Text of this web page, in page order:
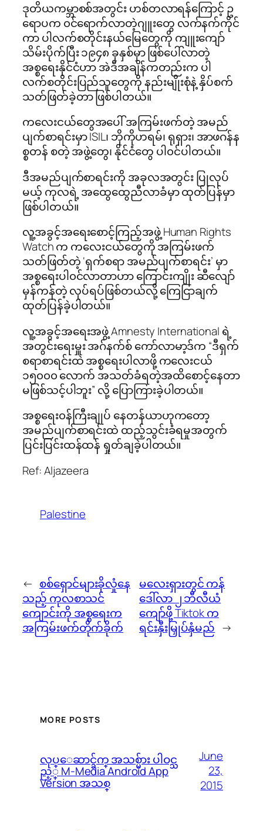
ဒုတိယကမ္ဘာစစ်အတွင်း ဟစ်တလာရန်ကြောင့် ဥ
ရောပက ၀င်ရောက်လာတဲ့ဂျူးတွေ လက်နက်ကိုင်
ကာ ပါလက်စတိုင်းနယ်မြေတွေကို ကျူးကျော်
သိမ်းပိုက်ပြီး ၁၉၄၈ ခုနှစ်မှာ ဖြစ်ပေါ်လာတဲ့
အစ္စရေးနိုင်ငံဟာ အဲဒီအချိန်ကတည်းက ပါ
လက်စတိုင်းပြည်သူတွေကို နည်းမျိုးစုံနဲ့ နှိပ်စက်
သတ်ဖြတ်ခဲ့တာ ဖြစ်ပါတယ်။
ကလေးငယ်တွေအပေါ် အကြမ်းဖက်တဲ့ အမည်
ပျက်စာရင်းမှာ ISIL၊ ဘိုကိုဟရမ်၊ ရုရှား၊ အာဖဂန်န
စ္စတန် စတဲ့ အဖွဲ့တွေ၊ နိုင်ငံတွေ ပါ၀င်ပါတယ်။
ဒီအမည်ပျက်စာရင်းကို အခုလအတွင်း ပြုလုပ်
မယ့် ကုလရဲ့ အထွေထွေညီလာခံမှာ ထုတ်ပြန်မှာ
ဖြစ်ပါတယ်။
လူ့အခွင့်အရေးစောင့်ကြည့်အဖွဲ့ Human Rights
Watch က ကလေးငယ်တွေကို အကြမ်းဖက်
သတ်ဖြတ်တဲ့ ‘ရှက်စရာ အမည်ပျက်စာရင်း’ မှာ
အစ္စရေးပါ၀င်လာတာဟာ ကြောင်းကျိုး ဆီလျော်
မှန်ကန်တဲ့ လုပ်ရပ်ဖြစ်တယ်လို့ ကြေငြာချက်
ထုတ်ပြန်ခဲ့ပါတယ်။
လူ့အခွင့်အရေးအဖွဲ့ Amnesty International ရဲ့
အတွင်းရေးမှူး အဂ်နက်စ် ကော်လာမာ့ဒ်က “ဒီရှက်
စရာစာရင်းထဲ အစ္စရေးပါလာဖို့ ကလေးငယ်
၁၅၀၀၀ လောက် အသတ်ခံရတဲ့အထိစောင့်နေတာ
မဖြစ်သင့်ပါဘူး” လို့ ပြောကြားခဲ့ပါတယ်။
အစ္စရေး၀န်ကြီးချုပ် နေတန်ယာဟုကတော့
အမည်ပျက်စာရင်းထဲ ထည့်သွင်းခံရမှုအတွက်
ပြင်းပြင်းထန်ထန် ရှုတ်ချခဲ့ပါတယ်။
Ref: Aljazeera
Palestine
← စစ်ရှောင်များခိုလှုံနေ
သည့် ကုလစာသင်
ကျောင်းကို အစ္စရေးက
အကြမ်းဖက်တိုက်ခိုက်
မလေးရှားတွင် ကန်
ဒေါ်လာ ၂ ဘီလီယံ
ကျော်ဖို့ Tiktok က
ရင်းနှီးမြှုပ်နှံမည် →
MORE POSTS
လုပ္ေဆာင္ခ်က္ အသစ္မ်ား ပါဝင္သ
ည့္ M-Media Android App
Version အသစ္
June
23,
2015